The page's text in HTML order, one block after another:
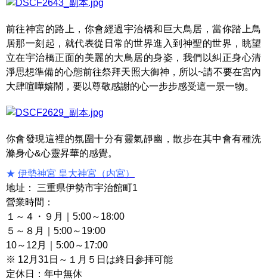
前往神宮的路上，你會經過宇治橋和巨大鳥居，當你踏上鳥
居那一刻起，就代表從日常的世界進入到神聖的世界，眺望
立在宇治橋正面的美麗的大鳥居的身姿，我們以糾正身心清
淨思想準備的心態前往祭拜天照大御神，所以~請不要在宮內
大肆喧嘩嬉鬧，要以尊敬感謝的心一步步感受這一景一物。
你會發現這裡的氛圍十分有靈氣靜幽，散步在其中會有種洗
滌身心&心靈昇華的感覺。
★ 伊勢神宮 皇大神宮（内宮）
地址： 三重県伊勢市宇治館町1
營業時間：
１～４・９月｜5:00～18:00
５～８月｜5:00～19:00
10～12月｜5:00～17:00
※ 12月31日～１月５日は終日参拝可能
定休日：年中無休